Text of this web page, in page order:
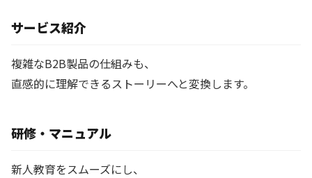
サービス紹介
複雑なB2B製品の仕組みも、
直感的に理解できるストーリーへと変換します。
研修・マニュアル
新人教育をスムーズにし、